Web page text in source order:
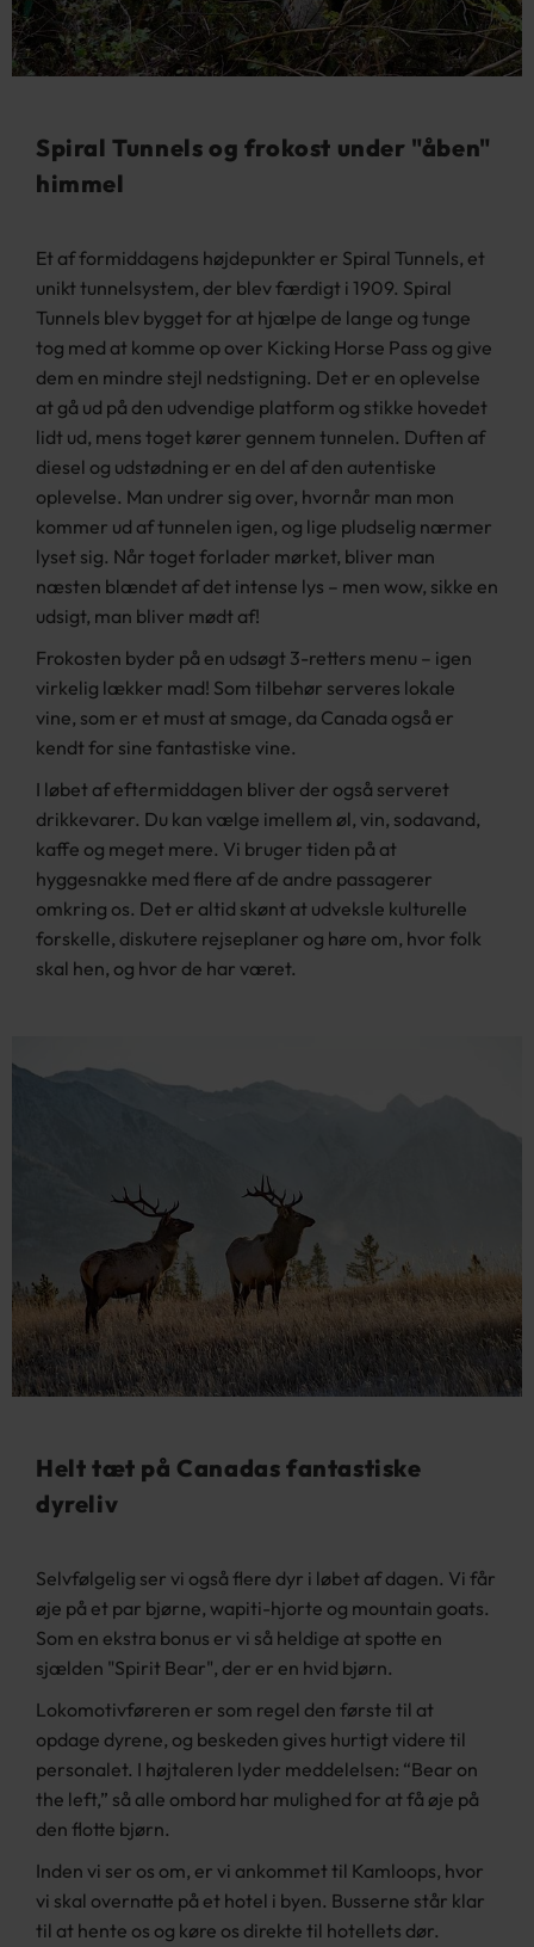
Spiral Tunnels og frokost under "åben"
himmel
Et af formiddagens højdepunkter er Spiral Tunnels, et
unikt tunnelsystem, der blev færdigt i 1909. Spiral
Tunnels blev bygget for at hjælpe de lange og tunge
tog med at komme op over Kicking Horse Pass og give
dem en mindre stejl nedstigning. Det er en oplevelse
at gå ud på den udvendige platform og stikke hovedet
lidt ud, mens toget kører gennem tunnelen. Duften af
diesel og udstødning er en del af den autentiske
oplevelse. Man undrer sig over, hvornår man mon
kommer ud af tunnelen igen, og lige pludselig nærmer
lyset sig. Når toget forlader mørket, bliver man
næsten blændet af det intense lys – men wow, sikke en
udsigt, man bliver mødt af!
Frokosten byder på en udsøgt 3-retters menu – igen
virkelig lækker mad! Som tilbehør serveres lokale
vine, som er et must at smage, da Canada også er
kendt for sine fantastiske vine.
I løbet af eftermiddagen bliver der også serveret
drikkevarer. Du kan vælge imellem øl, vin, sodavand,
kaffe og meget mere. Vi bruger tiden på at
hyggesnakke med flere af de andre passagerer
omkring os. Det er altid skønt at udveksle kulturelle
forskelle, diskutere rejseplaner og høre om, hvor folk
skal hen, og hvor de har været.
Helt tæt på Canadas fantastiske
dyreliv
Selvfølgelig ser vi også flere dyr i løbet af dagen. Vi får
øje på et par bjørne, wapiti-hjorte og mountain goats.
Som en ekstra bonus er vi så heldige at spotte en
sjælden "Spirit Bear", der er en hvid bjørn.
Lokomotivføreren er som regel den første til at
opdage dyrene, og beskeden gives hurtigt videre til
personalet. I højtaleren lyder meddelelsen: “Bear on
the left,” så alle ombord har mulighed for at få øje på
den flotte bjørn.
Inden vi ser os om, er vi ankommet til Kamloops, hvor
vi skal overnatte på et hotel i byen. Busserne står klar
til at hente os og køre os direkte til hotellets dør.